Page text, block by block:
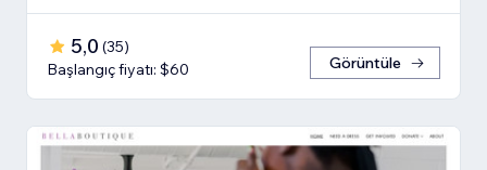
5,0 (35)
Başlangıç fiyatı: $60
Görüntüle